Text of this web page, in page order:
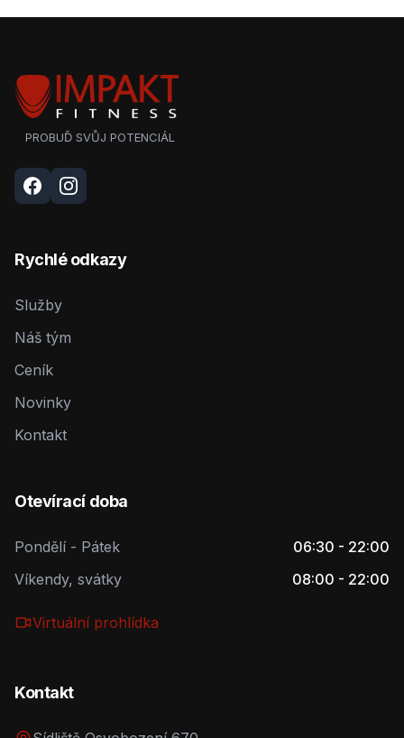
PROBUĎ SVŮJ POTENCIÁL
Rychlé odkazy
Služby
Náš tým
Ceník
Novinky
Kontakt
Otevírací doba
Pondělí - Pátek
06:30 - 22:00
Víkendy, svátky
08:00 - 22:00
Virtuální prohlídka
Kontakt